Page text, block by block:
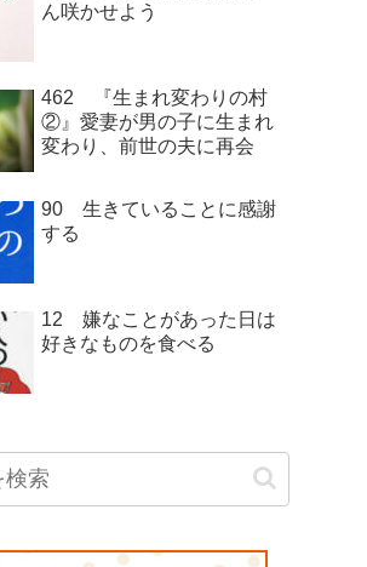
ん咲かせよう
462 『生まれ変わりの村
②』愛妻が男の子に生まれ
変わり、前世の夫に再会
90 生きていることに感謝
する
12 嫌なことがあった日は
好きなものを食べる